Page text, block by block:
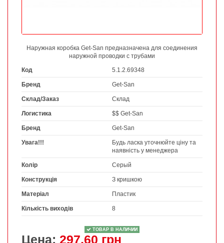
Наружная коробка Get-San предназначена для соединения
наружной проводки с трубами
Код
5.1.2.69348
Бренд Get-San
Склад/Заказ Склад
Логистика $$ Get-San
Бренд Get-San
Увага!!!
Будь ласка уточнюйте ціну та
наявність у менеджера
Колір Серый
Конструкція З кришкою
Матеріал Пластик
Кількість виходів 8
ТОВАР В НАЛИЧИИ
Цена: 297,60 грн